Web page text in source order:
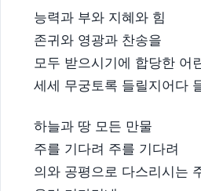
능력과 부와 지혜와 힘
존귀와 영광과 찬송을
모두 받으시기에 합당한 어
세세 무궁토록 들릴지어다
하늘과 땅 모든 만물
주를 기다려 주를 기다려
의와 공평으로 다스리시는